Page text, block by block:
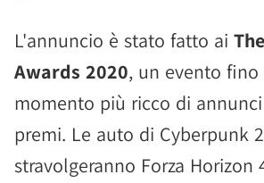
L'annuncio è stato fatto ai
Awards 2020, un evento fino
momento più ricco di
premi. Le auto di Cyberpunk
stravolgeranno Forza Horizon